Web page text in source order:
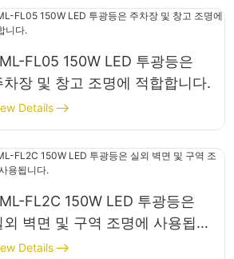
FL05 150W LED 투광등은
차장 및 창고 조명에 적합합니다.
Details
FL2C 150W LED 투광등은
외 벽면 및 구역 조명에 사용됩니
.
Details